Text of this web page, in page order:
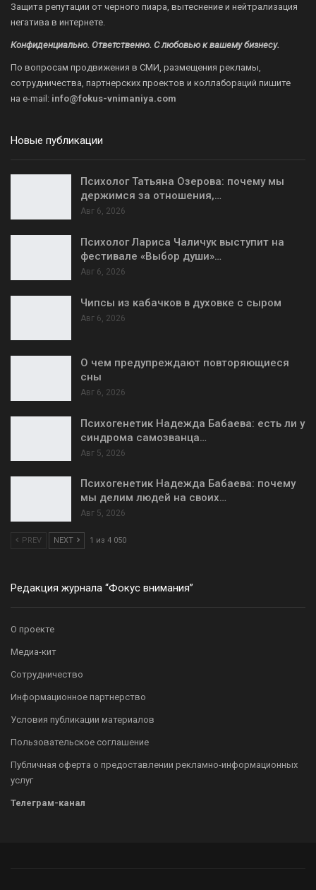
Защита репутации от черного пиара, вытеснение и нейтрализация
негатива в интернете.
Конфиденциально. Ответственно. С любовью к вашему бизнесу.
По вопросам продвижения в СМИ, размещения рекламы,
сотрудничества, партнерских проектов и коллабораций пишите
на e-mail: info@fokus-vnimaniya.com
Новые публикации
Психолог Татьяна Озерова: почему мы
держимся за отношения,…
Авг 6, 2026
Психолог Лариса Чаличук выступит на
фестивале «Выбор души»…
Авг 6, 2026
Чипсы из кабачков в духовке с сыром
Авг 6, 2026
О чем предупреждают повторяющиеся
сны
Авг 6, 2026
Психогенетик Надежда Бабаева: есть ли у
синдрома самозванца…
Авг 5, 2026
Психогенетик Надежда Бабаева: почему
мы делим людей на своих…
Авг 5, 2026
PREV NEXT 1 из 4 050
Редакция журнала “Фокус внимания”
О проекте
Медиа-кит
Сотрудничество
Информационное партнерство
Условия публикации материалов
Пользовательское соглашение
Публичная оферта о предоставлении рекламно-информационных
услуг
Телеграм-канал